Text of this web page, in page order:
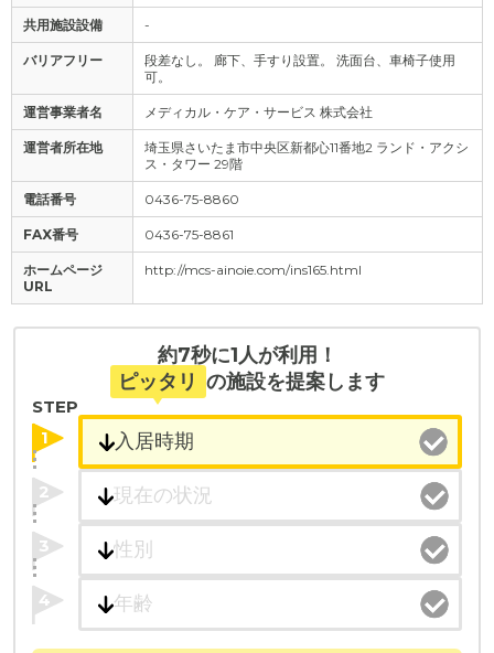
共用施設設備 -
バリアフリー
段差なし。 廊下、手すり設置。 洗面台、車椅子使用
可。
運営事業者名 メディカル・ケア・サービス 株式会社
運営者所在地
埼玉県さいたま市中央区新都心11番地2 ランド・アクシ
ス・タワー 29階
電話番号 0436-75-8860
FAX番号 0436-75-8861
ホームページ
URL
http://mcs-ainoie.com/ins165.html
約7秒に1人が利用！
ピッタリ の施設を提案します
STEP
1
2
3
4